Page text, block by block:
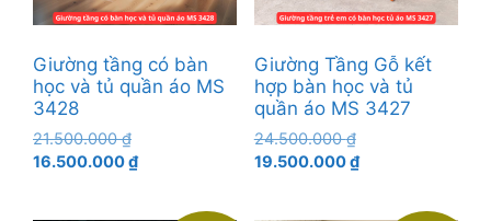
Giường tầng có bàn
học và tủ quần áo MS
3428
21.500.000₫Giá
gốc
21.500.000 ₫.
16.500.000₫Giá
Giường Tầng Gỗ kết
hợp bàn học và tủ
quần áo MS 3427
24.500.000₫Giá
gốc
24.500.000 ₫.
19.500.000₫Giá